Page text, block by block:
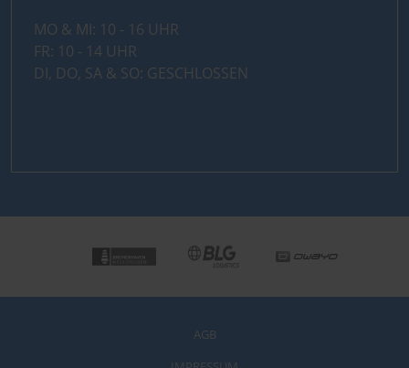
MO & MI: 10 - 16 UHR
FR: 10 - 14 UHR
DI, DO, SA & SO: GESCHLOSSEN
AGB